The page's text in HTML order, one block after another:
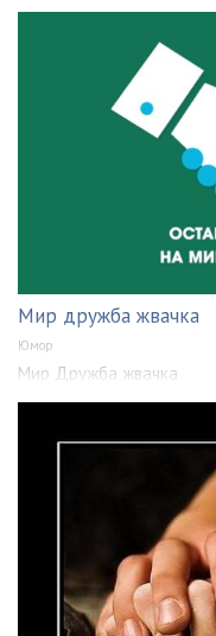
Мир дружба жвачка
Юмор
Мир Дружба жвачка